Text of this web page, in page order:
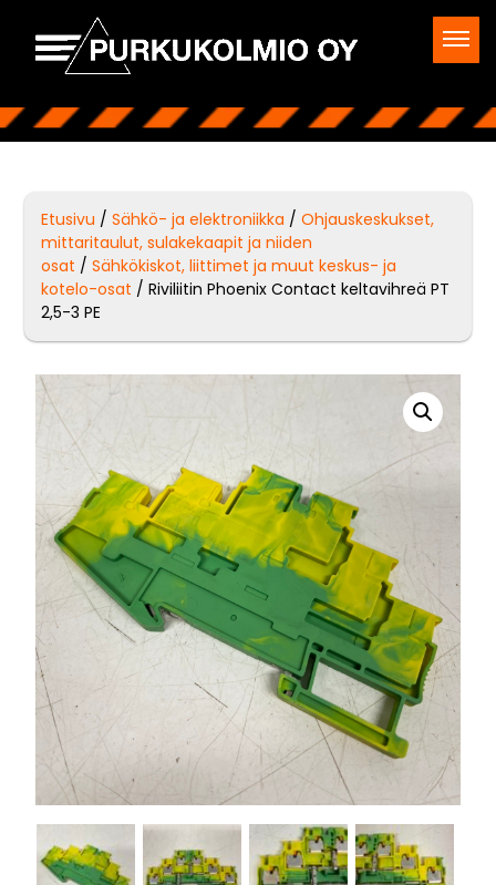
Etusivu /Sähkö- ja elektroniikka /Ohjauskeskukset,
mittaritaulut, sulakekaapit ja niiden
osat /Sähkökiskot, liittimet ja muut keskus- ja
kotelo-osat / Riviliitin Phoenix Contact keltavihreä PT
2,5-3 PE